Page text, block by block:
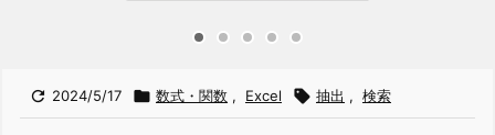
 2024/5/17  数式・関数 , Excel  抽出 , 検索